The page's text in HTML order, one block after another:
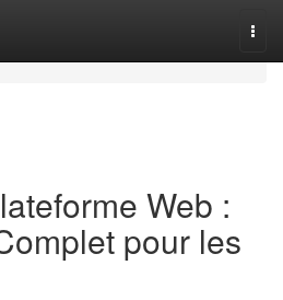
Web :
pour les